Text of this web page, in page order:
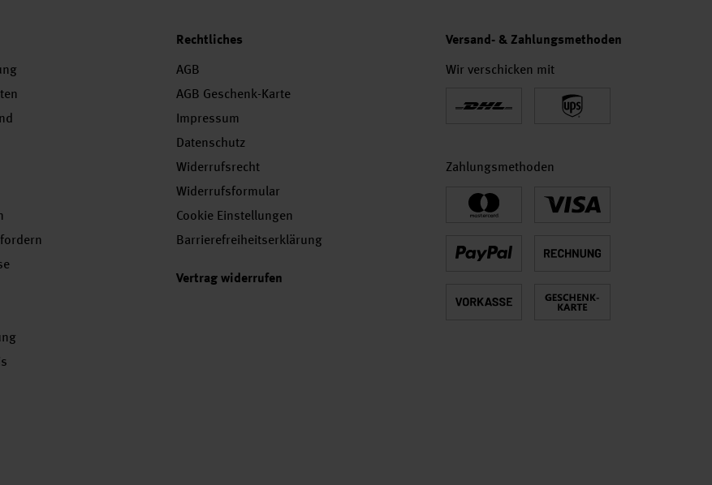
Rechtliches
AGB
AGB Geschenk-Karte
Impressum
Datenschutz
Widerrufsrecht
Widerrufsformular
Cookie Einstellungen
Barrierefreiheitserklärung
Vertrag widerrufen
Versand- & Zahlungsmethoden
Wir verschicken mit
Zahlungsmethoden